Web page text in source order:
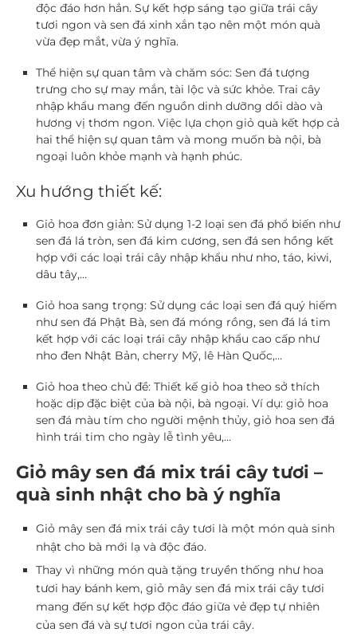
độc đáo hơn hẳn. Sự kết hợp sáng tạo giữa trái cây
tươi ngon và sen đá xinh xắn tạo nên một món quà
vừa đẹp mắt, vừa ý nghĩa.
Thể hiện sự quan tâm và chăm sóc: Sen đá tượng
trưng cho sự may mắn, tài lộc và sức khỏe. Trai cây
nhập khẩu mang đến nguồn dinh dưỡng dồi dào và
hương vị thơm ngon. Việc lựa chọn giỏ quà kết hợp cả
hai thể hiện sự quan tâm và mong muốn bà nội, bà
ngoại luôn khỏe mạnh và hạnh phúc.
Xu hướng thiết kế:
Giỏ hoa đơn giản: Sử dụng 1-2 loại sen đá phổ biến như
sen đá lá tròn, sen đá kim cương, sen đá sen hồng kết
hợp với các loại trái cây nhập khẩu như nho, táo, kiwi,
dâu tây,…
Giỏ hoa sang trọng: Sử dụng các loại sen đá quý hiếm
như sen đá Phật Bà, sen đá móng rồng, sen đá lá tim
kết hợp với các loại trái cây nhập khẩu cao cấp như
nho đen Nhật Bản, cherry Mỹ, lê Hàn Quốc,…
Giỏ hoa theo chủ đề: Thiết kế giỏ hoa theo sở thích
hoặc dịp đặc biệt của bà nội, bà ngoại. Ví dụ: giỏ hoa
sen đá màu tím cho người mệnh thủy, giỏ hoa sen đá
hình trái tim cho ngày lễ tình yêu,…
Giỏ mây sen đá mix trái cây tươi –
quà sinh nhật cho bà ý nghĩa
Giỏ mây sen đá mix trái cây tươi là một món quà sinh
nhật cho bà mới lạ và độc đáo.
Thay vì những món quà tặng truyền thống như hoa
tươi hay bánh kem, giỏ mây sen đá mix trái cây tươi
mang đến sự kết hợp độc đáo giữa vẻ đẹp tự nhiên
của sen đá và sự tươi ngon của trái cây.